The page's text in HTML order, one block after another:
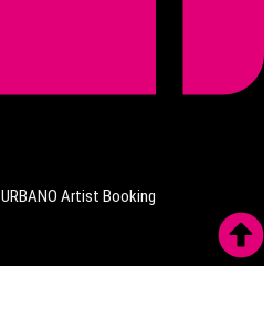
URBANO Artist Booking